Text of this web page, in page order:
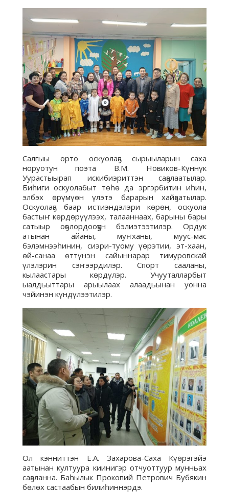
Салгыы орто оскуолаҕа сырыыларын саха
норуотун поэта В.М. Новиков-Күннүк
Уурастыырап искибиэриттэн саҕалаатылар.
Биһиги оскуолабыт төһө да эргэрбитин иһин,
элбэх өрүмүөн үлэтэ барарын хайҕаатылар.
Оскуолаҕа баар истиэндэлэри көрөн, оскуола
бастыҥ көрдөрүүлээх, талааннаах, барыны бары
сатыыр оҕолордооҕун бэлиэтээтилэр. Ордук
атынан айаны, муҥханы, муус-мас
бэлэмнээһинин, сиэри-туому үөрэтии, эт-хаан,
өй-санаа өттүнэн сайыннарар тимуровскай
үлэлэрин сэҥээрдилэр. Спорт сааланы,
кылаастары көрдүлэр. Учууталларбыт
ыалдьыттары арыылаах алаадьынан уонна
чэйинэн күндүлээтилэр.
Ол кэнниттэн Е.А. Захарова-Саха Күөрэгэйэ
аатынан култуура киинигэр отчуоттуур мунньах
саҕаланна. Баһылык Прокопий Петрович Бубякин
бөлөх састаабын билиһиннэрдэ.